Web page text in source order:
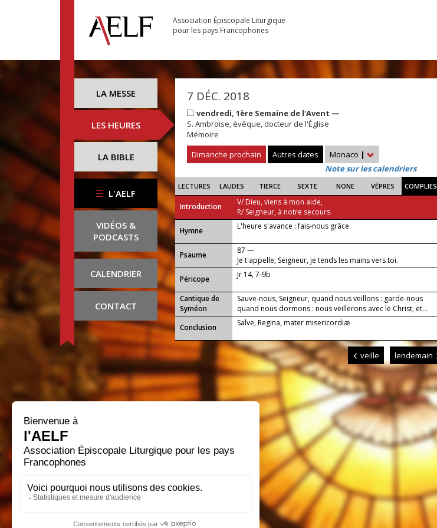
Association Épiscopale Liturgique
pour les pays Francophones
LA MESSE
LES HEURES
LA BIBLE
L'AELF
VIDÉOS &
PODCASTS
CALENDRIER
CONTACT
7 DÉC. 2018
vendredi, 1ère Semaine de l'Avent —
S. Ambroise, évêque, docteur de l'Église
Mémoire
Dimanche prochain
Autres dates Monaco |
Note sur les calendriers
LECTURES LAUDES TIERCE SEXTE NONE VÊPRES COMPLIES
Introduction
V/ Dieu, viens à mon aide,
R/ Seigneur, à notre secours.
...
Hymne L'heure s'avance : fais-nous grâce
Psaume
87 —
Je t'appelle, Seigneur, je tends les mains vers toi.
Péricope
Jr 14, 7-9b
Cantique de
Syméon
Sauve-nous, Seigneur, quand nous veillons : garde-nous
quand nous dormons : nous veillerons avec le Christ, et...
Conclusion
Salve, Regina, mater misericordiæ
veille lendemain